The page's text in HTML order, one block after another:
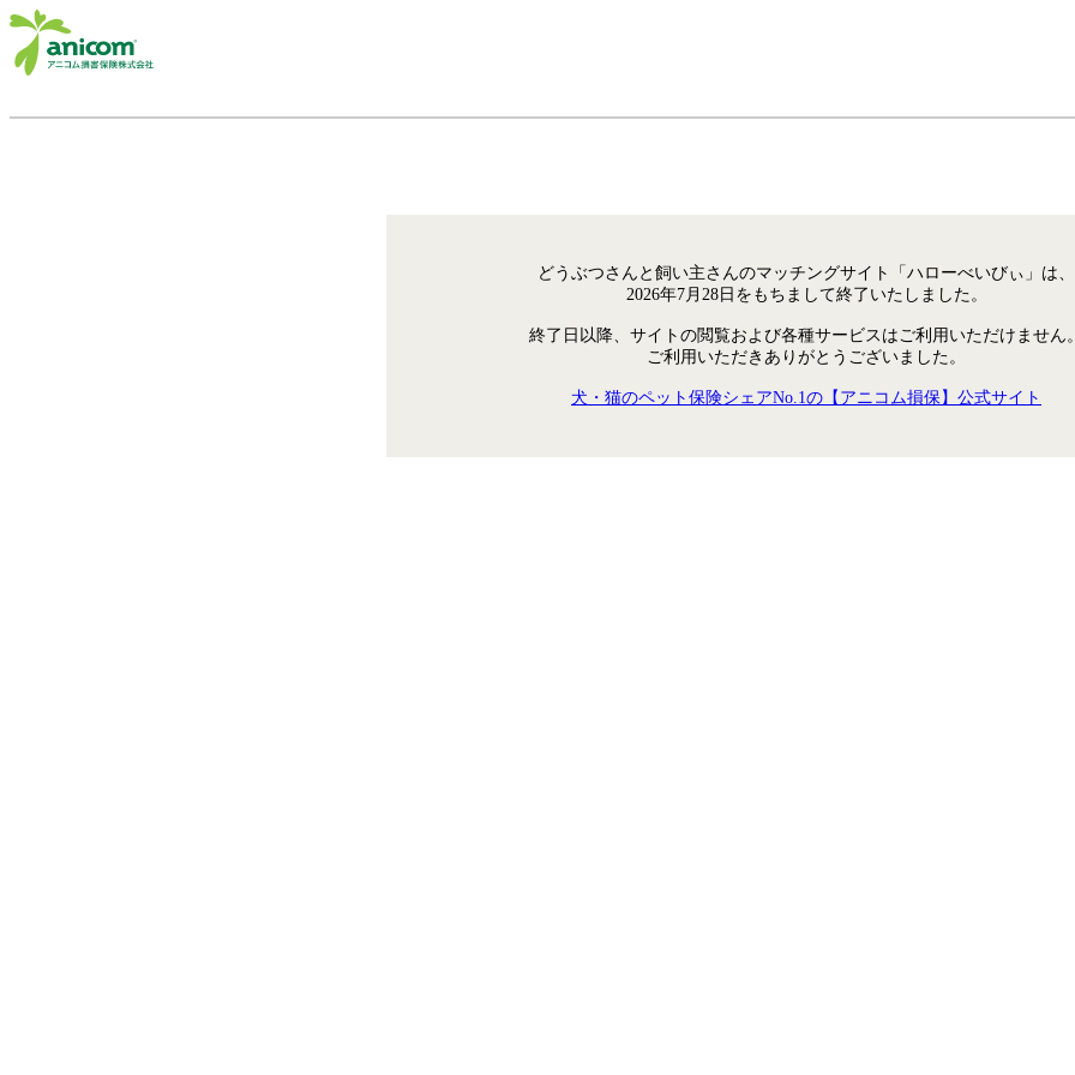
どうぶつさんと飼い主さんのマッチングサイト「ハローべいびぃ」は、
2026年7月28日をもちまして終了いたしました。
終了日以降、サイトの閲覧および各種サービスはご利用いただけません
ご利用いただきありがとうございました。
犬・猫のペット保険シェアNo.1の【アニコム損保】公式サイト